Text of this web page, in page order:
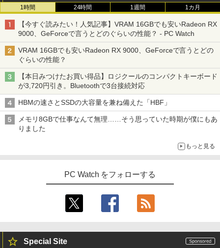
1時間 24時間 1週間 1カ月
【今すぐ読みたい！人気記事】VRAM 16GBでも安いRadeon RX
9000、GeForceで言うとどのぐらいの性能？ - PC Watch
VRAM 16GBでも安いRadeon RX 9000、GeForceで言うとどの
ぐらいの性能？
【本日みつけたお買い得品】ロジクールのコンパクトキーボード
が3,720円引き。Bluetoothで3台接続対応
HBMの速さとSSDの大容量を兼ね備えた「HBF」
メモリ8GBで仕事なんて無理……そう思っていた時期が僕にもあ
りました
もっと見る
PC Watch をフォローする
Special Site